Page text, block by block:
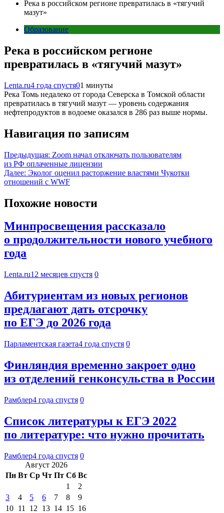
Река в российском регионе превратилась в «тягучий
мазут»
Образование
Река в российском регионе
превратилась в «тягучий мазут»
Lenta.ru4 года спустя01 минуты
Река Томь недалеко от города Северска в Томской области
превратилась в тягучий мазут — уровень содержания
нефтепродуктов в водоеме оказался в 286 раз выше нормы.
Навигация по записям
Предыдущая: Zoom начал отключать пользователям
из РФ оплаченные лицензии
Далее: Эколог оценил расторжение властями Чукотки
отношений с WWF
Похожие новости
Минпросвещения рассказало
о продолжительности нового учебного
года
Lenta.ru12 месяцев спустя 0
Абитуриентам из новых регионов
предлагают дать отсрочку
по ЕГЭ до 2026 года
Парламентская газета4 года спустя 0
Финляндия временно закроет одно
из отделений генконсульства в России
Рамблер4 года спустя 0
Список литературы к ЕГЭ 2022
по литературе: что нужно прочитать
Рамблер4 года спустя 0
Август 2026
Пн Вт Ср Чт Пт Сб Вс
1
2
3
4 5 6 7 8
9
10 11 12 13 14 15 16